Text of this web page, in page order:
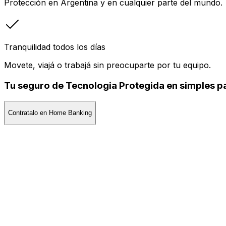
Protección en Argentina y en cualquier parte del mundo.
Tranquilidad todos los días
Movete, viajá o trabajá sin preocuparte por tu equipo.
Tu seguro de Tecnologia Protegida en simples
Contratalo en Home Banking